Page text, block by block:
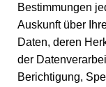
Bestimmungen
Auskunft über
Daten, deren
der
Berichtigung,